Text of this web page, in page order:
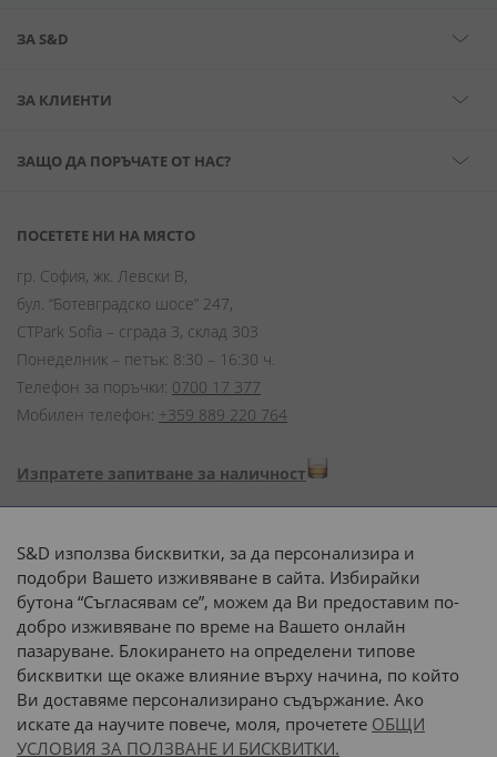
ЗА S&D
ЗА КЛИЕНТИ
ЗАЩО ДА ПОРЪЧАТЕ ОТ НАС?
ПОСЕТЕТЕ НИ НА МЯСТО
гр. София, жк. Левски В,
бул. “Ботевградско шосе” 247,
CTPark Sofia – сграда 3, склад 303
Понеделник – петък: 8:30 – 16:30 ч.
Телефон за поръчки: 0700 17 377
Мобилен телефон: +359 889 220 764
Изпратете запитване за наличност
Начини на плащане:
Доставка до адрес с:
или
наш транспорт
S&D използва бисквитки, за да персонализира и
подобри Вашето изживяване в сайта. Избирайки
бутона “Съгласявам се”, можем да Ви предоставим по-
добро изживяване по време на Вашето онлайн
пазаруване. Блокирането на определени типове
бисквитки ще окаже влияние върху начина, по който
Ви доставяме персонализирано съдържание. Ако
искате да научите повече, моля, прочетете ОБЩИ
УСЛОВИЯ ЗА ПОЛЗВАНЕ И БИСКВИТКИ.